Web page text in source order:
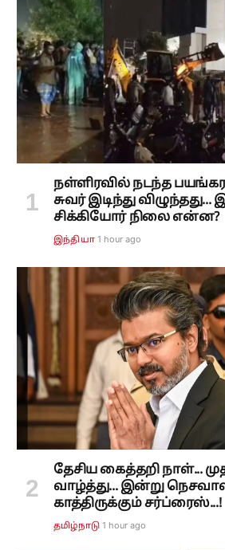
நள்ளிரவில் நடந்த
சுவர் இடிந்து விழுந்தது...
சிக்கியோர் நிலை என்ன?
இந்தியா 1 hour ago
தேசிய கைத்தறி நாள்...
வாழ்த்து... இன்று
காத்திருக்கும் சர்ப்ரைஸ்...!
தமிழ்நாடு 1 hour ago